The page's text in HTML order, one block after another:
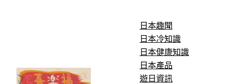
日本趣聞
日本冷知識
日本健康知識
日本產品
遊日資訊